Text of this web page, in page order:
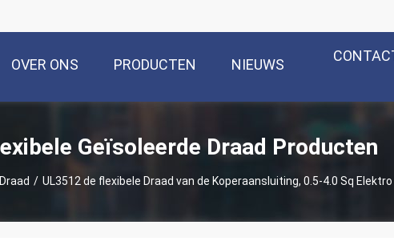
OVER ONS PRODUCTEN NIEUWS
Geïsoleerde Draad Producten
/ UL3512 de flexibele Draad van de Koperaansluiting, 0.5-4.0 Sq